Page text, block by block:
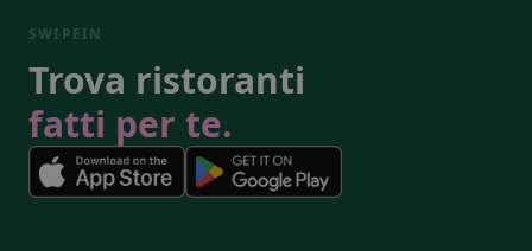
SWIPEIN
Trova ristoranti
fatti per te.